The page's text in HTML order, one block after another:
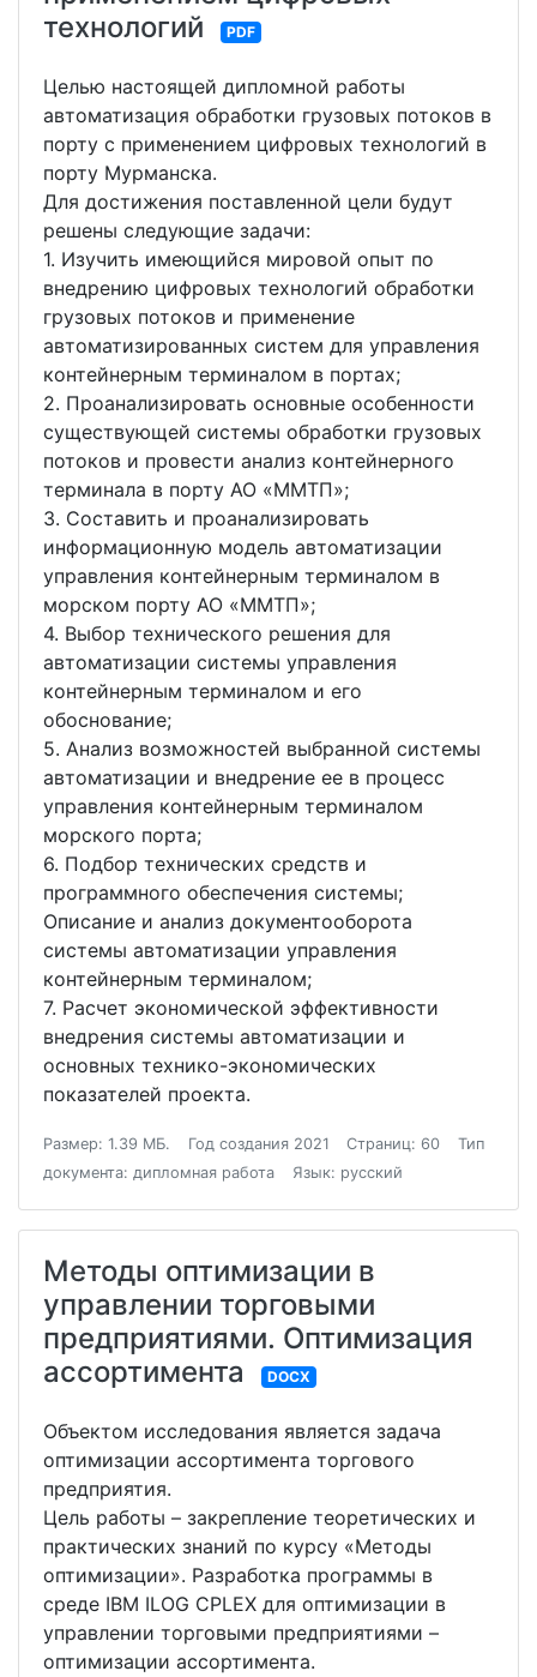
технологий
PDF
Целью настоящей дипломной работы
автоматизация обработки грузовых потоков в
порту с применением цифровых технологий в
порту Мурманска.
Для достижения поставленной цели будут
решены следующие задачи:
1. Изучить имеющийся мировой опыт по
внедрению цифровых технологий обработки
грузовых потоков и применение
автоматизированных систем для управления
контейнерным терминалом в портах;
2. Проанализировать основные особенности
существующей системы обработки грузовых
потоков и провести анализ контейнерного
терминала в порту АО «ММТП»;
3. Составить и проанализировать
информационную модель автоматизации
управления контейнерным терминалом в
морском порту АО «ММТП»;
4. Выбор технического решения для
автоматизации системы управления
контейнерным терминалом и его
обоснование;
5. Анализ возможностей выбранной системы
автоматизации и внедрение ее в процесс
управления контейнерным терминалом
морского порта;
6. Подбор технических средств и
программного обеспечения системы;
Описание и анализ документооборота
системы автоматизации управления
контейнерным терминалом;
7. Расчет экономической эффективности
внедрения системы автоматизации и
основных технико-экономических
показателей проекта.
Размер: 1.39 МБ. Год создания 2021 Страниц: 60
Тип
документа: дипломная работа
Язык: русский
Методы оптимизации в
управлении торговыми
предприятиями. Оптимизация
ассортимента
DOCX
Объектом исследования является задача
оптимизации ассортимента торгового
предприятия.
Цель работы – закрепление теоретических и
практических знаний по курсу «Методы
оптимизации». Разработка программы в
среде IBM ILOG CPLEX для оптимизации в
управлении торговыми предприятиями –
оптимизации ассортимента.